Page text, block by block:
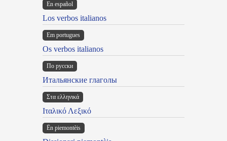
En español
Los verbos italianos
Em portugues
Os verbos italianos
По русски
Итальянские глаголы
Στα ελληνικά
Ιταλικό Λεξικό
Ën piemontèis